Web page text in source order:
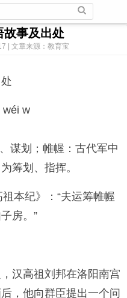
故事及出处
| 文章来源：教育宝
w
划；帷幄：古代军中
筹划、指挥。
本纪》：“夫运筹帷幄
房。”
高祖刘邦在洛阳南宫
，他向群臣提出一个问